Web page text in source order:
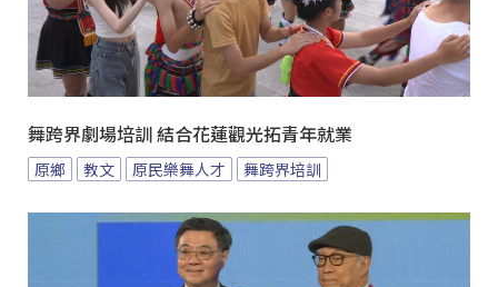
舞跨界劇場培訓 結合花蓮觀光拓青年就業
原鄉 教文 原民樂舞人才 舞跨界培訓